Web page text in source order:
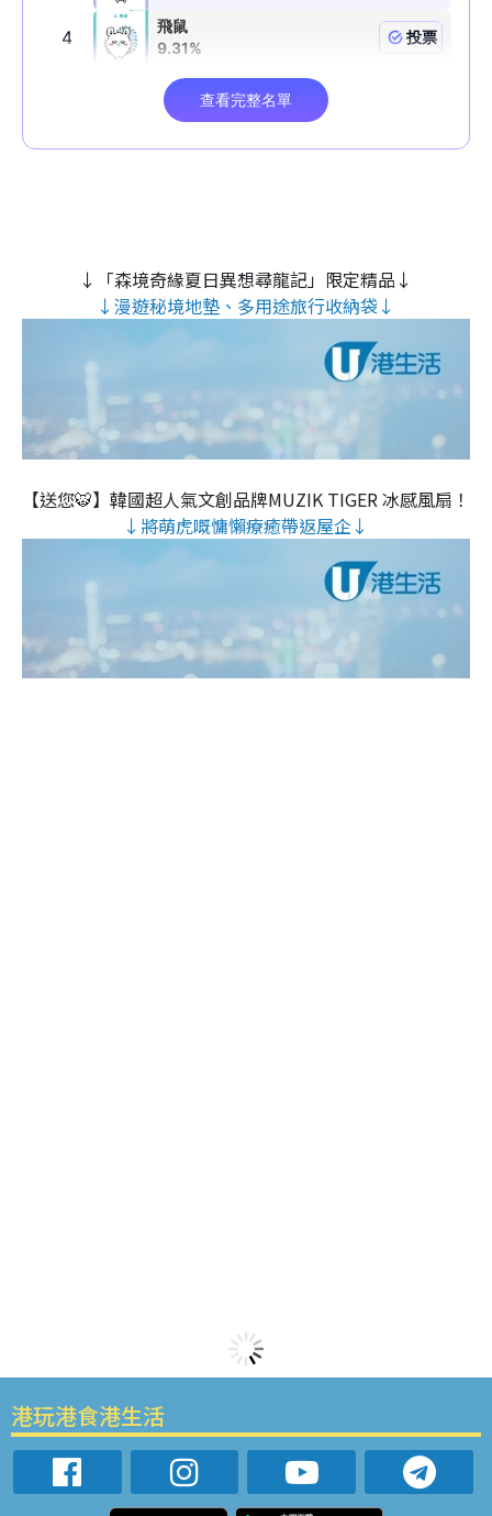
↓「森境奇緣夏日異想尋龍記」限定精品↓
↓漫遊秘境地墊、多用途旅行收納袋↓
【送您🐯】韓國超人氣文創品牌MUZIK TIGER 冰感風扇！
↓將萌虎嘅慵懶療癒帶返屋企↓
港玩港食港生活